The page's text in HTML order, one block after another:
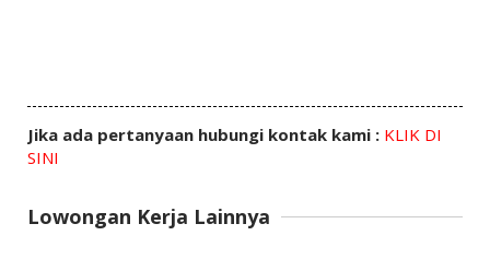
Jika ada pertanyaan hubungi kontak kami : KLIK DI
SINI
Lowongan Kerja Lainnya